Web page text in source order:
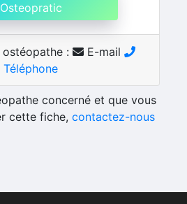
Osteopratic
:
E-mail
Téléphone
concerné et que vous
cette fiche, contactez-nous